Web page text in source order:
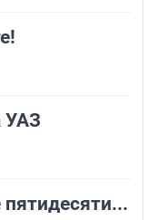
УАЗ